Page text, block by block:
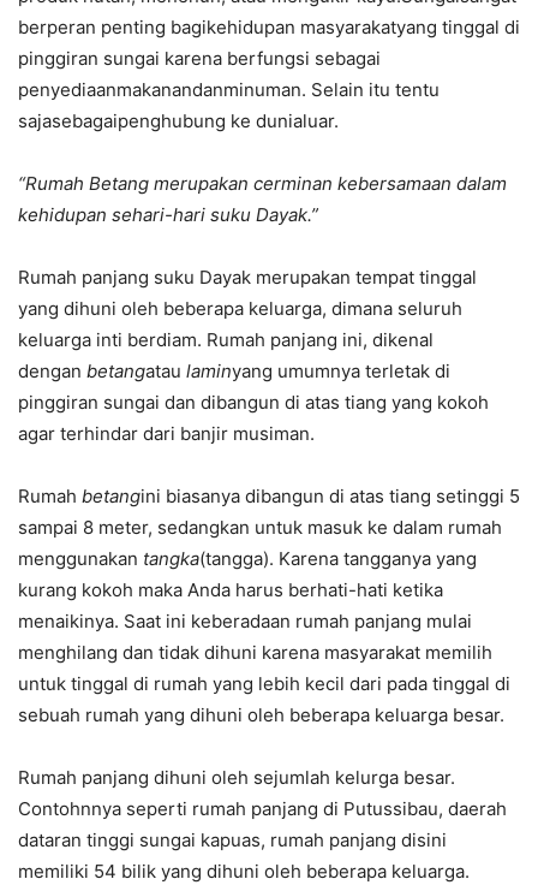
berperan penting bagikehidupan masyarakatyang tinggal di
pinggiran sungai karena berfungsi sebagai
penyediaanmakanandanminuman. Selain itu tentu
sajasebagaipenghubung ke dunialuar.
“Rumah Betang merupakan cerminan kebersamaan dalam
kehidupan sehari-hari suku Dayak.”
Rumah panjang suku Dayak merupakan tempat tinggal
yang dihuni oleh beberapa keluarga, dimana seluruh
keluarga inti berdiam. Rumah panjang ini, dikenal
dengan betangatau laminyang umumnya terletak di
pinggiran sungai dan dibangun di atas tiang yang kokoh
agar terhindar dari banjir musiman.
Rumah betangini biasanya dibangun di atas tiang setinggi 5
sampai 8 meter, sedangkan untuk masuk ke dalam rumah
menggunakan tangka(tangga). Karena tangganya yang
kurang kokoh maka Anda harus berhati-hati ketika
menaikinya. Saat ini keberadaan rumah panjang mulai
menghilang dan tidak dihuni karena masyarakat memilih
untuk tinggal di rumah yang lebih kecil dari pada tinggal di
sebuah rumah yang dihuni oleh beberapa keluarga besar.
Rumah panjang dihuni oleh sejumlah kelurga besar.
Contohnnya seperti rumah panjang di Putussibau, daerah
dataran tinggi sungai kapuas, rumah panjang disini
memiliki 54 bilik yang dihuni oleh beberapa keluarga.